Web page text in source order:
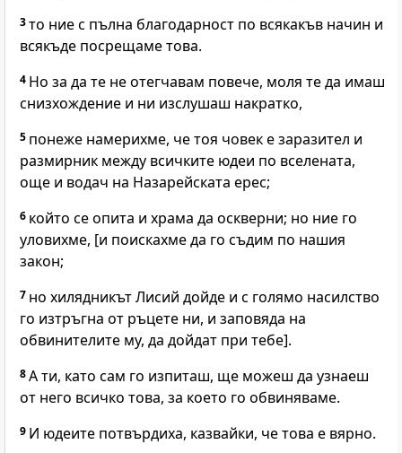
3то ние с пълна благодарност по всякакъв начин и
всякъде посрещаме това.
4 Но за да те не отегчавам повече, моля те да имаш
снизхождение и ни изслушаш накратко,
5 понеже намерихме, че тоя човек е заразител и
размирник между всичките юдеи по вселената,
още и водач на Назарейската ерес;
6 който се опита и храма да оскверни; но ние го
уловихме, [и поискахме да го съдим по нашия
закон;
7 но хилядникът Лисий дойде и с голямо насилство
го изтръгна от ръцете ни, и заповяда на
обвинителите му, да дойдат при тебе].
8А ти, като сам го изпиташ, ще можеш да узнаеш
от него всичко това, за което го обвиняваме.
9 И юдеите потвърдиха, казвайки, че това е вярно.